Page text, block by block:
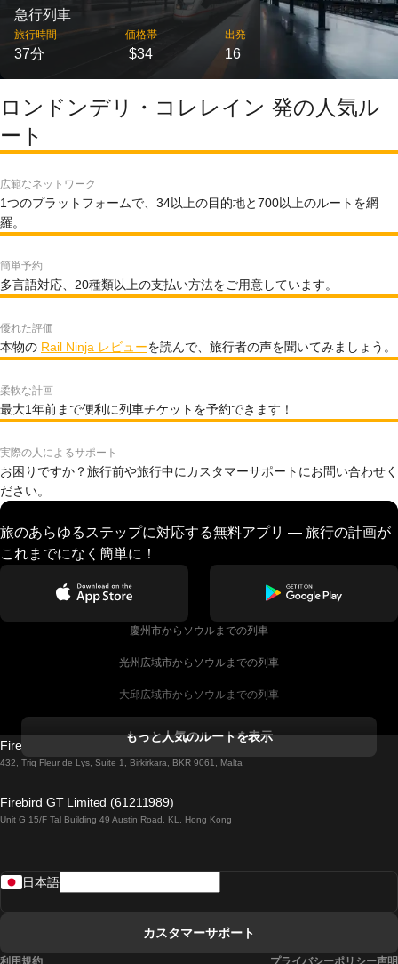
急行列車
旅行時間
37分
価格帯
$34
出発
16
ロンドンデリ・コレレイン 発の人気ル
ート
広範なネットワーク
1つのプラットフォームで、34以上の目的地と700以上のルートを網
羅。
簡単予約
多言語対応、20種類以上の支払い方法をご用意しています。
優れた評価
本物の Rail Ninja レビューを読んで、旅行者の声を聞いてみましょう。
柔軟な計画
最大1年前まで便利に列車チケットを予約できます！
実際の人によるサポート
お困りですか？旅行前や旅行中にカスタマーサポートにお問い合わせく
ださい。
旅のあらゆるステップに対応する無料アプリ — 旅行の計画が
これまでになく簡単に！
慶州市からソウルまでの列車
光州広域市からソウルまでの列車
大邱広域市からソウルまでの列車
ダブリンからゴールウェイまでの列車
ローマからナポリまでの列車
もっと人気のルートを表示
Firebird GT Limited (OC 1451)
432, Triq Fleur de Lys, Suite 1, Birkirkara, BKR 9061, Malta
Firebird GT Limited (61211989)
Unit G 15/F Tal Building 49 Austin Road, KL, Hong Kong
日本語
カスタマーサポート
利用規約 プライバシーポリシー声明